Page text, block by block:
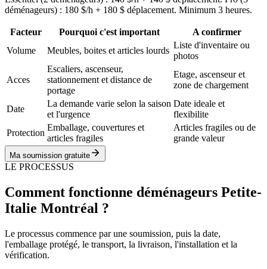
déménageurs) : 180 $/h + 180 $ déplacement. Minimum 3 heures.
Facteur Pourquoi c'est important
A confirmer
Volume
Meubles, boites et articles lourds
Liste d'inventaire ou
photos
Acces
Escaliers, ascenseur,
stationnement et distance de
portage
Etage, ascenseur et
zone de chargement
Date
La demande varie selon la saison
et l'urgence
Date ideale et
flexibilite
Protection
Emballage, couvertures et
articles fragiles
Articles fragiles ou de
grande valeur
Ma soumission gratuite
LE PROCESSUS
Comment fonctionne déménageurs Petite-
Italie Montréal ?
Le processus commence par une soumission, puis la date,
l'emballage protégé, le transport, la livraison, l'installation et la
vérification.